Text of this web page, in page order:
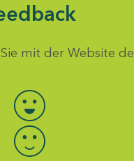
mit der Website
Bewertung auswählen